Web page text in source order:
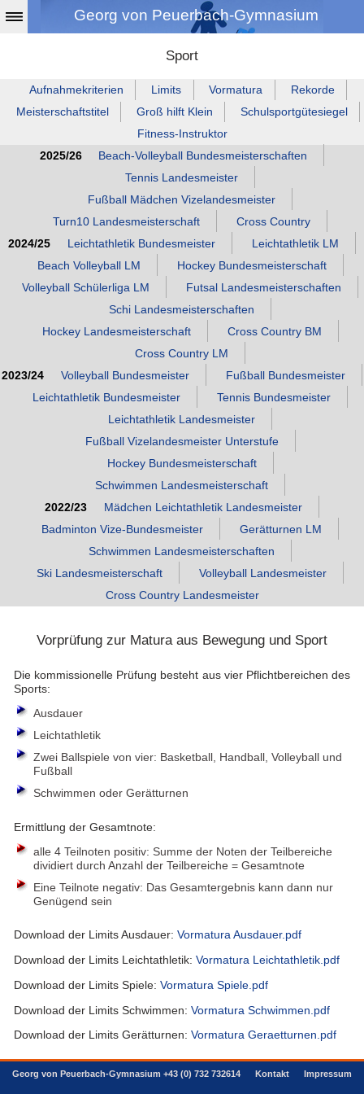
Georg von Peuerbach-Gymnasium
Sport
Aufnahmekriterien Limits Vormatura
Rekorde
Meisterschaftstitel
Groß hilft Klein
Schulsportgütesiegel
Fitness‑Instruktor
2025/26
Beach‑Volleyball Bundesmeisterschaften
Tennis Landesmeister
Fußball Mädchen Vizelandesmeister
Turn10 Landesmeisterschaft
Cross Country
2024/25
Leichtathletik Bundesmeister
Leichtathletik LM
Beach Volleyball LM
Hockey Bundesmeisterschaft
Volleyball Schülerliga LM
Futsal Landesmeisterschaften
Schi Landesmeisterschaften
Hockey Landesmeisterschaft
Cross Country BM
Cross Country LM
2023/24
Volleyball Bundesmeister
Fußball Bundesmeister
Leichtathletik Bundesmeister
Tennis Bundesmeister
Leichtathletik Landesmeister
Fußball Vizelandesmeister Unterstufe
Hockey Bundesmeisterschaft
Schwimmen Landesmeisterschaft
2022/23
Mädchen Leichtathletik Landesmeister
Badminton Vize‑Bundesmeister
Gerätturnen LM
Schwimmen Landesmeisterschaften
Ski Landesmeisterschaft
Volleyball Landesmeister
Cross Country Landesmeister
Vorprüfung zur Matura aus Bewegung und Sport
Die kommissionelle Prüfung besteht aus vier Pflichtbereichen des
Sports:
Ausdauer
Leichtathletik
Zwei Ballspiele von vier: Basketball, Handball, Volleyball und
Fußball
Schwimmen oder Gerätturnen
Ermittlung der Gesamtnote:
alle 4 Teilnoten positiv: Summe der Noten der Teilbereiche
dividiert durch Anzahl der Teilbereiche = Gesamtnote
Eine Teilnote negativ: Das Gesamtergebnis kann dann nur
Genügend sein
Download der Limits Ausdauer:Vormatura Ausdauer.pdf
Download der Limits Leichtathletik:Vormatura Leichtathletik.pdf
Download der Limits Spiele:Vormatura Spiele.pdf
Download der Limits Schwimmen:Vormatura Schwimmen.pdf
Download der Limits Gerätturnen:Vormatura Geraetturnen.pdf
Georg von Peuerbach-Gymnasium +43 (0) 732 732614 Kontakt Impressum